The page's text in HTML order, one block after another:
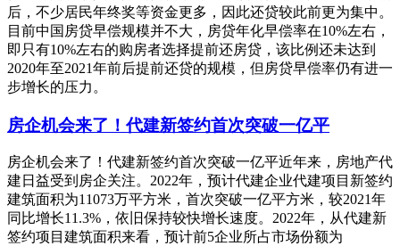
后，不少居民年终奖等资金更多，因此还贷较此前更为集中。
目前中国房贷早偿规模并不大，房贷年化早偿率在10%左右，
即只有10%左右的购房者选择提前还房贷，该比例还未达到
2020年至2021年前后提前还贷的规模，但房贷早偿率仍有进一
步增长的压力。
房企机会来了！代建新签约首次突破一亿平
房企机会来了！代建新签约首次突破一亿平近年来，房地产代
建日益受到房企关注。2022年，预计代建企业代建项目新签约
建筑面积为11073万平方米，首次突破一亿平方米，较2021年
同比增长11.3%，依旧保持较快增长速度。2022年，从代建新
签约项目建筑面积来看，预计前5企业所占市场份额为